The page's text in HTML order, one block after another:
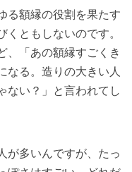
る額縁の役割を果たす
ともしないのです。
、「あの額縁すごくき
なる。造りの大きい人
ない？」と言われてし
が多いんですが、たっ